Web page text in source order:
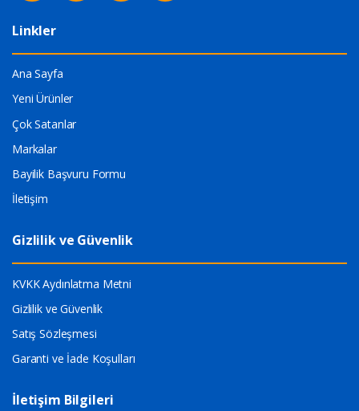
Linkler
Ana Sayfa
Yeni Ürünler
Çok Satanlar
Markalar
Bayilik Başvuru Formu
İletişim
Gizlilik ve Güvenlik
KVKK Aydınlatma Metni
Gizlilik ve Güvenlik
Satış Sözleşmesi
Garanti ve İade Koşulları
İletişim Bilgileri